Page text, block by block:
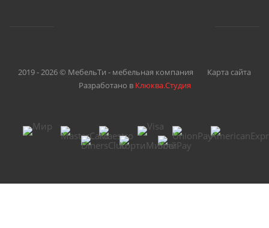
2019 - 2026 © МебельТи - мебельная компания
Карта сайта
Разработано в Клюква.Студия